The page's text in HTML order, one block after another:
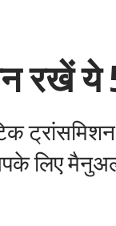
रखें ये
लिए मैनुअल